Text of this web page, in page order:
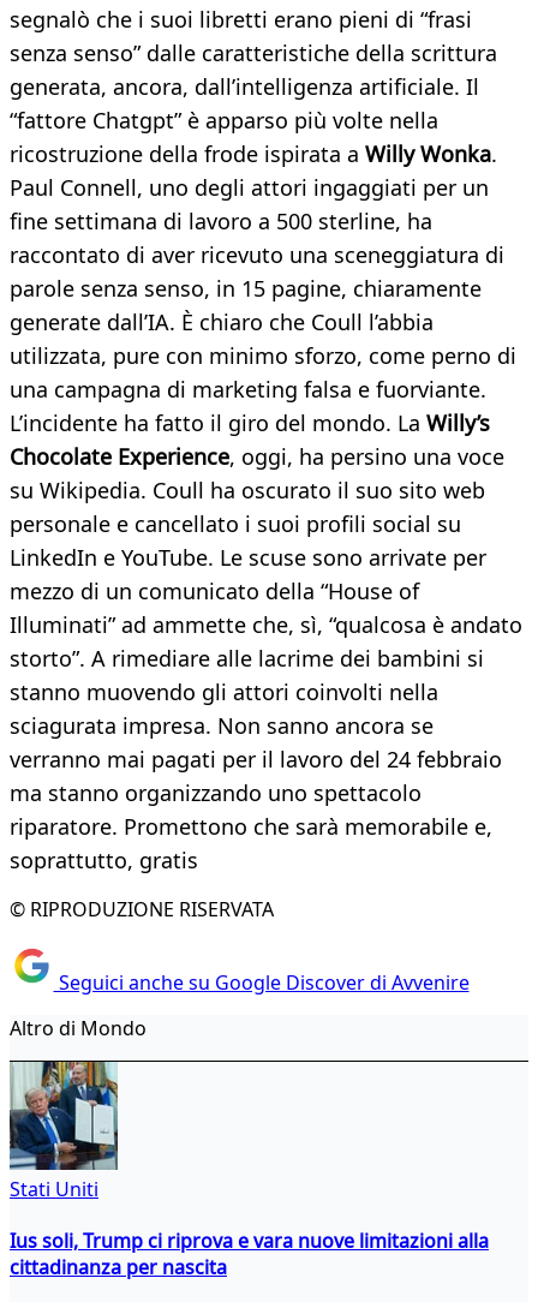
segnalò che i suoi libretti erano pieni di “frasi
senza senso” dalle caratteristiche della scrittura
generata, ancora, dall’intelligenza artificiale. Il
“fattore Chatgpt” è apparso più volte nella
ricostruzione della frode ispirata a Willy Wonka.
Paul Connell, uno degli attori ingaggiati per un
fine settimana di lavoro a 500 sterline, ha
raccontato di aver ricevuto una sceneggiatura di
parole senza senso, in 15 pagine, chiaramente
generate dall’IA. È chiaro che Coull l’abbia
utilizzata, pure con minimo sforzo, come perno di
una campagna di marketing falsa e fuorviante.
L’incidente ha fatto il giro del mondo. La Willy’s
Chocolate Experience, oggi, ha persino una voce
su Wikipedia. Coull ha oscurato il suo sito web
personale e cancellato i suoi profili social su
LinkedIn e YouTube. Le scuse sono arrivate per
mezzo di un comunicato della “House of
Illuminati” ad ammette che, sì, “qualcosa è andato
storto”. A rimediare alle lacrime dei bambini si
stanno muovendo gli attori coinvolti nella
sciagurata impresa. Non sanno ancora se
verranno mai pagati per il lavoro del 24 febbraio
ma stanno organizzando uno spettacolo
riparatore. Promettono che sarà memorabile e,
soprattutto, gratis
© RIPRODUZIONE RISERVATA
Seguici anche su Google Discover di Avvenire
Altro di Mondo
Stati Uniti
Ius soli, Trump ci riprova e vara nuove limitazioni alla
cittadinanza per nascita